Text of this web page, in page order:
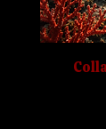
cm
Peso: